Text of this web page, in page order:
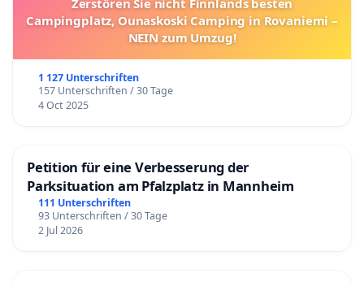
Zerstören Sie nicht Finnlands besten
Campingplatz, Ounaskoski Camping in Rovaniemi –
NEIN zum Umzug!
1 127 Unterschriften
157 Unterschriften / 30 Tage
4 Oct 2025
Petition für eine Verbesserung der
Parksituation am Pfalzplatz in Mannheim
111 Unterschriften
93 Unterschriften / 30 Tage
2 Jul 2026